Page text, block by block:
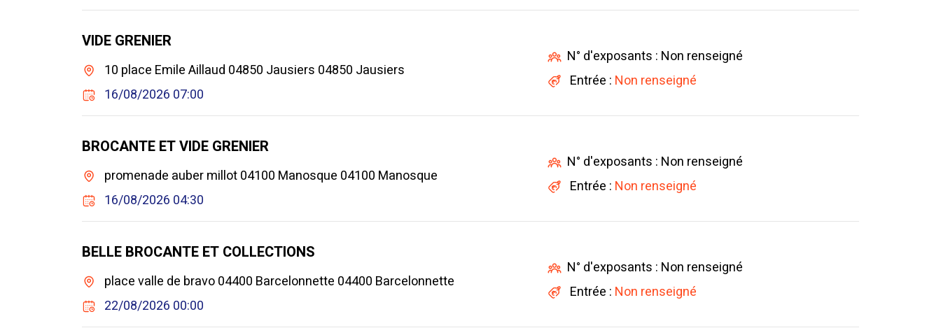
VIDE GRENIER
10 place Emile Aillaud 04850 Jausiers 04850 Jausiers
16/08/2026 07:00
N° d'exposants : Non renseigné
Entrée : Non renseigné
BROCANTE ET VIDE GRENIER
promenade auber millot 04100 Manosque 04100 Manosque
16/08/2026 04:30
N° d'exposants : Non renseigné
Entrée : Non renseigné
BELLE BROCANTE ET COLLECTIONS
place valle de bravo 04400 Barcelonnette 04400 Barcelonnette
22/08/2026 00:00
N° d'exposants : Non renseigné
Entrée : Non renseigné